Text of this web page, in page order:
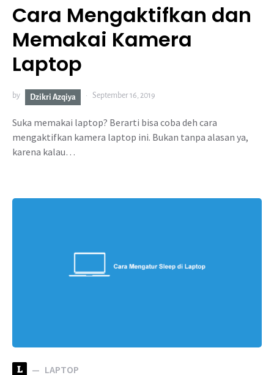
Cara Mengaktifkan dan
Memakai Kamera
Laptop
by Dzikri Azqiya September 16, 2019
Suka memakai laptop? Berarti bisa coba deh cara
mengaktifkan kamera laptop ini. Bukan tanpa alasan ya,
karena kalau…
L LAPTOP